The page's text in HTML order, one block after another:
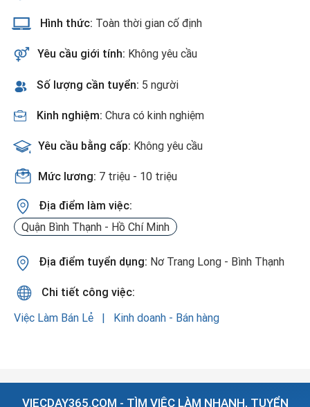
Hình thức: Toàn thời gian cố định
Yêu cầu giới tính: Không yêu cầu
Số lượng cần tuyển: 5 người
Kinh nghiệm: Chưa có kinh nghiệm
Yêu cầu bằng cấp: Không yêu cầu
Mức lương: 7 triệu - 10 triệu
Địa điểm làm việc:
Quận Bình Thạnh - Hồ Chí Minh
Địa điểm tuyển dụng: Nơ Trang Long - Bình Thạnh
Chi tiết công việc:
Việc Làm Bán Lẻ
Kinh doanh - Bán hàng
VIECDAY365.COM - TÌM VIỆC LÀM NHANH, TUYỂN